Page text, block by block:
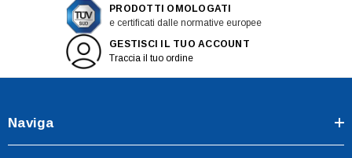
PRODOTTI OMOLOGATI
e certificati dalle normative europee
GESTISCI IL TUO ACCOUNT
Traccia il tuo ordine
Naviga